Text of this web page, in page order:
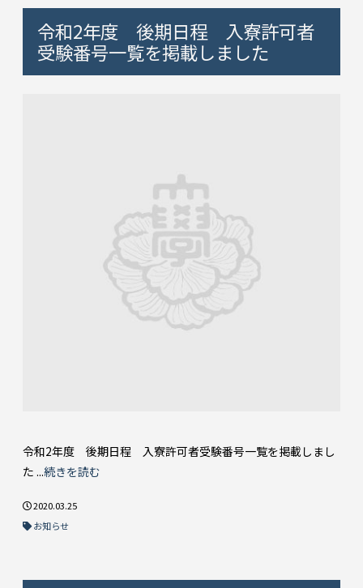
令和2年度 後期日程 入寮許可者
受験番号一覧を掲載しました
令和2年度 後期日程 入寮許可者受験番号一覧を掲載しまし
た ...続きを読む
2020.03.25
お知らせ